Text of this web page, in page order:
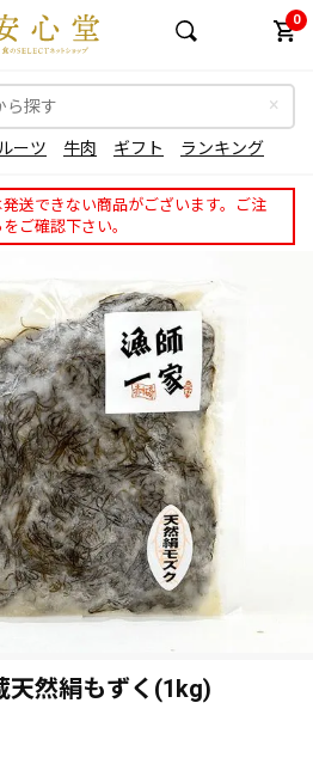
0
ーツ 牛肉 ギフト ランキング
送できない商品がございます。ご注
ご確認下さい。
天然絹もずく(1kg)